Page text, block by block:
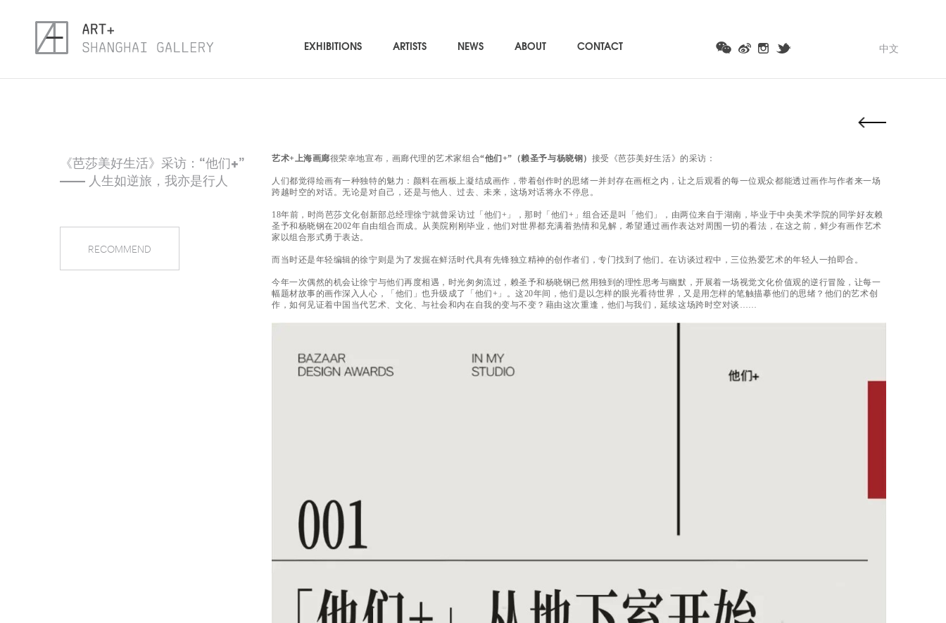
EXHIBITIONS ARTISTS NEWS ABOUT CONTACT 中文
《芭莎美好生活》采访：“他们+”
—— 人生如逆旅，我亦是行人
RECOMMEND
艺术+上海画廊很荣幸地宣布，画廊代理的艺术家组合“他们+”（赖圣予与杨晓钢 ） 接受《芭莎美好生活》的采访：
人们都觉得绘画有一种独特的魅力：颜料在画板上凝结成画作，带着创作时的思绪一并封存在画框之内，让之后观看的每一位观众都能透过画作与作者来一场
跨越时空的对话。无论是对自己，还是与他人、过去、未来，这场对话将永不停息。
18年前，时尚芭莎文化创新部总经理徐宁就曾采访过「他们+」，那时「他们+」组合还是叫「他们」，由两位来自于湖南，毕业于中央美术学院的同学好友赖
圣予和杨晓钢在2002年自由组合而成。从美院刚刚毕业，他们对世界都充满着热情和见解，希望通过画作表达对周围一切的看法，在这之前，鲜少有画作艺术
家以组合形式勇于表达。
而当时还是年轻编辑的徐宁则是为了发掘在鲜活时代具有先锋独立精神的创作者们，专门找到了他们。在访谈过程中，三位热爱艺术的年轻人一拍即合。
今年一次偶然的机会让徐宁与他们再度相遇，时光匆匆流过，赖圣予和杨晓钢已然用独到的理性思考与幽默，开展着一场视觉文化价值观的逆行冒险，让每一
幅题材故事的画作深入人心，「他们」也升级成了「他们+」。这20年间，他们是以怎样的眼光看待世界，又是用怎样的笔触描摹他们的思绪？他们的艺术创
作，如何见证着中国当代艺术、文化、与社会和内在自我的变与不变？藉由这次重逢，他们与我们，延续这场跨时空对谈……